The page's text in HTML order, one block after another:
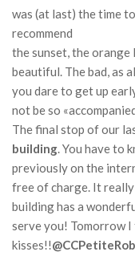
was (at last) the time
recommend
the sunset, the
beautiful. The bad, as
you dare to get up
not be so
The final stop of our
building.You have to
previously on the
free of charge. It
building has a
serve you! Tomorrow
kisses!!